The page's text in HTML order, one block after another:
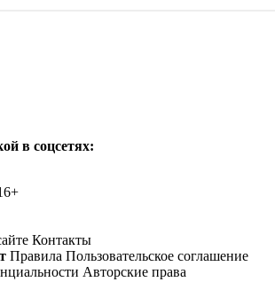
в соцсетях:
Контакты
Правила Пользовательское соглашение
Авторские права